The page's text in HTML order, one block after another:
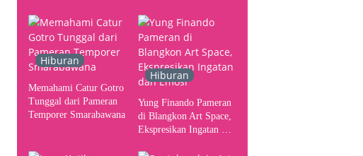
Hiburan
Memahami Catur Gotro
Tunggal dari Pameran
Temporer Smarabawana
Hiburan
Yung Finando Pameran
di Blangkon Art Space,
Ekspresikan Ingatan dan